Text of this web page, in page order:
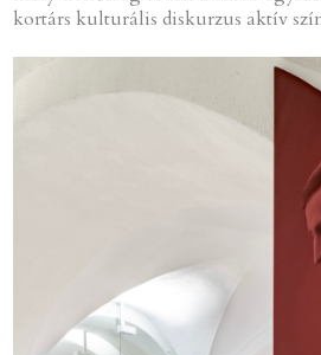
kortárs kulturális diskurzus aktív